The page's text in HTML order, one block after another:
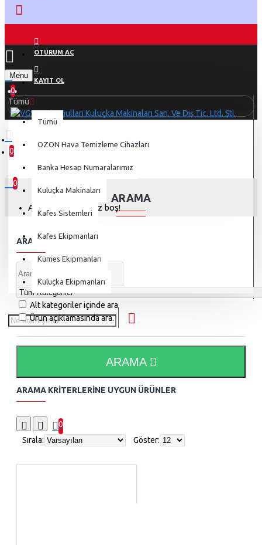
OTURUM AÇ
KAYIT OL
Menu
0
0
0 ürün - 0,00 TL
0
Alışveriş sepetiniz boş!
Tümü
Tümü
OZON Hava Temizleme Cihazları
Banka Hesap Numaralarımız
Kuluçka Makinaları
Kafes Sistemleri
Kafes Ekipmanları
Kümes Ekipmanları
Kuluçka Ekipmanları
ARAMA
ARAMA KRITERI
Alt kategoriler içinde ara
Ürün açıklamasında ara.
ARAMA
ARAMA KRITERLERINE UYGUN ÜRÜNLER
0
Sırala:
Göster: